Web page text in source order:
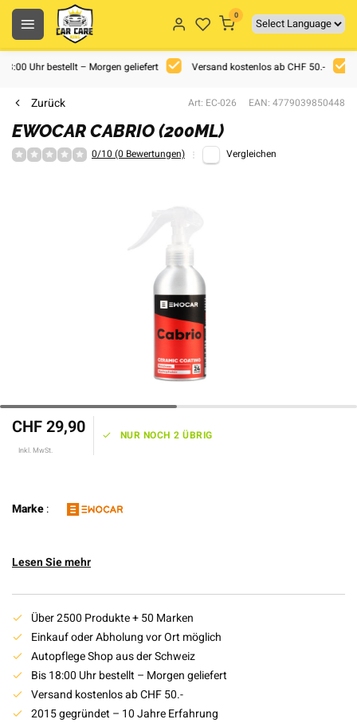
0
Uhr bestellt – Morgen geliefert Versand kostenlos ab CHF 50.-
Zurück Art: EC-026 EAN: 4779039850448
EWOCAR CABRIO (200ML)
0/10 (0 Bewertungen) Vergleichen
CHF 29,90
Inkl. MwSt.
NUR NOCH 2 ÜBRIG
Marke:
Lesen Sie mehr
Über 2500 Produkte + 50 Marken
Einkauf oder Abholung vor Ort möglich
Autopflege Shop aus der Schweiz
Bis 18:00 Uhr bestellt – Morgen geliefert
Versand kostenlos ab CHF 50.-
2015 gegründet – 10 Jahre Erfahrung